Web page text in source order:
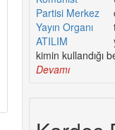
kimin kullandığı
Devamı